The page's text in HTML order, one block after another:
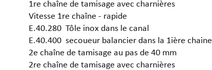
1re chaîne de tamisage avec charnières
Vitesse 1re chaîne - rapide
E.40.280 Tôle inox dans le canal
E.40.400 secoueur balancier dans la 1ière chaine
2e chaîne de tamisage au pas de 40 mm
2re chaîne de tamisage avec charnières